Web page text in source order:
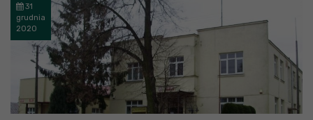
31
grudnia
2020